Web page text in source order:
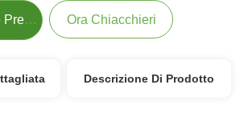
Ottenga Il Migliore Prezzo Ora Chiacchieri
Descrizione Di Prodotto